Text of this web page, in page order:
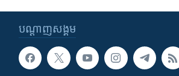
បណ្តាញ​សង្គម